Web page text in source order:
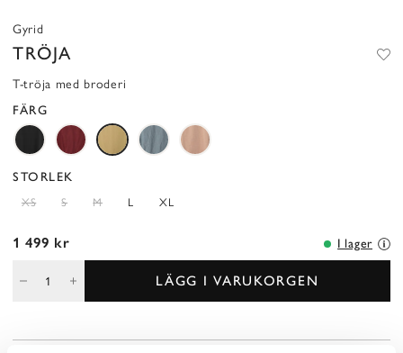
Gyrid
TRÖJA
T-tröja med broderi
FÄRG
STORLEK
XS S M L XL
1 499 kr I lager
LÄGG I VARUKORGEN